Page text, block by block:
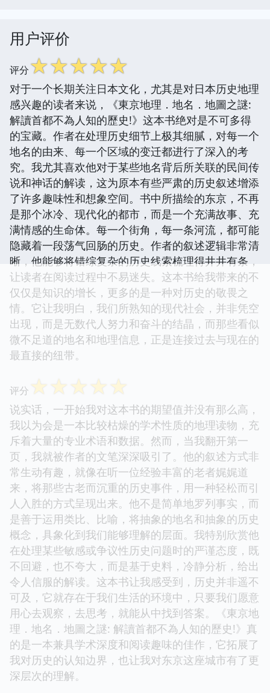
用户评价
评分☆☆☆☆☆
对于一个长期关注日本文化，尤其是对日本历史地理
感兴趣的读者来说，《東京地理．地名．地圖之謎:
解讀首都不為人知的歷史!》这本书绝对是不可多得
的宝藏。作者在处理历史细节上极其细腻，对每一个
地名的由来、每一个区域的变迁都进行了深入的考
究。我尤其喜欢他对于某些地名背后所关联的民间传
说和神话的解读，这为原本有些严肃的历史叙述增添
了许多趣味性和想象空间。书中所描绘的东京，不再
是那个冰冷、现代化的都市，而是一个充满故事、充
满情感的生命体。每一个街角，每一条河流，都可能
隐藏着一段荡气回肠的历史。作者的叙述逻辑非常清
晰，他能够将错综复杂的历史线索梳理得井井有条，
让读者在阅读过程中不易迷失。这本书给我带来的不
仅仅是知识的增长，更多的是一种对历史的敬畏之
情。它让我明白，我们所熟知的现代社会，并非凭空
出现，而是无数代人努力和奋斗的结晶，而那些看似
微不足道的地名和地理信息，正是连接过去与现在的
最直接的纽带。
评分 ☆☆☆☆☆
说实话，一开始我对这本书的期望值并没有那么高，
我以为会是一本比较枯燥的学术性质的地理读物，充
斥着大量的专业术语和数据。然而，当我翻开第一
页，我就被作者的文笔深深吸引了。他的叙述方式非
常生动有趣，就像在听一位经验丰富的老者娓娓道
来，将那些古老而沉重的历史事件，用一种轻松而引
人入胜的方式呈现出来。他不是简单地罗列事实，而
是善于运用类比、比喻，将抽象的地名和抽象的历史
概念，具象化到我们能够理解的层面。我特别欣赏他
在处理某些敏感或争议性历史问题时的严谨态度，既
不回避，也不夸大，而是基于史料，冷静分析，给出
令人信服的解读。这本书让我感受到，历史并非遥不
可及，它就存在于我们生活的环境中，只要我们愿意
用心去观察，去思考，就能从中找到答案。《東京地
理．地名．地圖之謎: 解讀首都不為人知的歷史!》真
的是一本兼具学术深度和阅读趣味的佳作，它拓展了
我对历史的认知边界，也让我对东京这座城市有了更
深层次的理解。